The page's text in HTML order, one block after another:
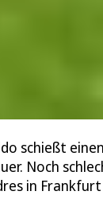
schießt
Noch
in